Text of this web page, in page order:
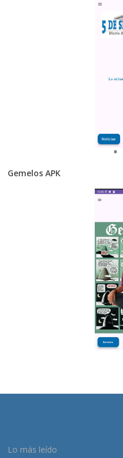
Gemelos APK
Lo más leído